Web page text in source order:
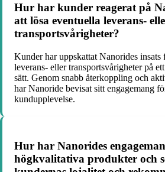
Hur har kunder reagerat på
att lösa eventuella leverans-
transportsvårigheter?
Kunder har uppskattat Nanorides insats
leverans- eller transportsvårigheter på
sätt. Genom snabb återkoppling och
har Nanoride bevisat sitt engagemang
kundupplevelse.
Hur har Nanorides
högkvalitativa produkter och